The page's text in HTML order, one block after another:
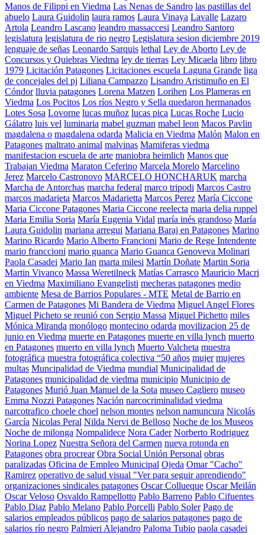
Manos de Filippi en Viedma Las Nenas de Sandro las pastillas del
abuelo Laura Guidolin laura ramos Laura Vinaya Lavalle Lazaro
Artola Leandro Lascano leandro massaccesi Leandro Santoro
legislatura legislatura de rio negro Legislatura sesion diciembre 2019
lenguaje de señas Leonardo Sarquis lethal Ley de Aborto Ley de
Concursos y Quiebras Viedma ley de tierras Ley Micaela libro libro
1979 Licitación Patagones Licitaciones escuela Laguna Grande liga
de concejales del pj Liliana Campazzo Lisandro Aristimuño en El
Cóndor lluvia patagones Lorena Matzen Lorihen Los Plameras en
Viedma Los Pocitos Los ríos Negro y Sella quedaron hermanados
Lotes Sosa Lovorne lucas muñoz lucas pica Lucas Roche Lucio
Gálatro luis vel luminaria mabel guzman mabel leon Macos Pavlin
magdalena o magdalena odarda Malicia en Viedma Malón Malon en
Patagones maltrato animal malvinas Mamiferas viedma
manifestacion escuela de arte maniobra heimlich Manos que
Trabajan Viedma Maraton Ceferino Marcela Morelo Marcelino
Jerez Marcelo Castronovo MARCELO HONCHARUK marcha
Marcha de Antorchas marcha federal marco tripodi Marcos Castro
marcos madarieta Marcos Madarietta Marcos Perez María Ciccone
Maria Ciccone Patagones Maria Ciccone reelecta maria delia ruppel
Maria Emilia Soria María Eugenia Vidal maría inés grandoso María
Laura Guidolin mariana arregui Mariana Baraj en Patagones Marino
Marino Ricardo Mario Alberto Francioni Mario de Rege Intendente
mario franccioni mario guanca Mario Guanca Genoveva Molinari
Paola Casadei Mario Ian marta milesi Martín Doñate Martin Soria
Martin Vivanco Massa Weretilneck Matías Carrasco Mauricio Macri
en Viedma Maximiliano Evangelisti mecheras patagones medio
ambiente Mesa de Barrios Populares - MTE Metal de Barrio en
Carmen de Patagones Mi Bandera de Viedma Miguel Angel Flores
Miguel Picheto se reunió con Sergio Massa Miguel Pichetto miles
Mónica Miranda monólogo montecino odarda movilizacion 25 de
junio en Viedma muerte en Patagones muerte en villa lynch muerto
en Patagones muerto en villa lynch Muerto Valcheta muestra
fotográfica muestra fotográfica colectiva “50 años mujer mujeres
multas Muncipalidad de Viedma mundial Municipalidad de
Patagones municipalidad de viedma municipio Municipio de
Patagones Murió Juan Manuel de la Sota museo Cagliero museo
Emma Nozzi Patagones Nación narcocriminalidad viedma
narcotrafico choele choel nelson montes nelson namuncura Nicolás
García Nicolas Peral Nilda Nervi de Belloso Noche de los Museos
Noche de milonga Nompalidece Nora Cader Norberto Rodriguez
Norina Lopez Nuestra Señora del Carmen nueva rotonda en
Patagones obra procrear Obra Social Unión Personal obras
paralizadas Oficina de Empleo Municipal Ojeda Omar "Cacho"
Ramirez operativo de salud visual "Ver para seguir aprendiendo"
organizaciones sindicales patagones Oscar Collueque Oscar Meilán
Oscar Veloso Osvaldo Rampellotto Pablo Barreno Pablo Cifuentes
Pablo Diaz Pablo Melano Pablo Porcelli Pablo Soler Pago de
salarios empleados públicos pago de salarios patagones pago de
salarios río negro Palmieri Alejandro Paloma Tubio paola casadei